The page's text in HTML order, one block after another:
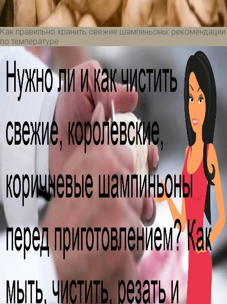
Как правильно хранить свежие шампиньоны: рекомендации
по температуре